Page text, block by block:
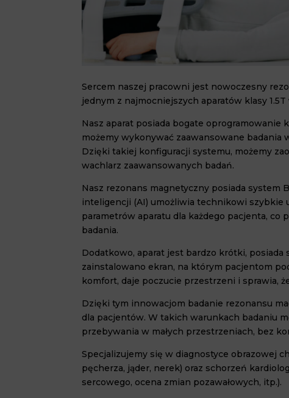
Sercem naszej pracowni jest nowoczesny
jednym z najmocniejszych aparatów klasy 1.5T
Nasz aparat posiada bogate
możemy wykonywać zaawansowane badania
Dzięki takiej konfiguracji systemu, możemy
wachlarz zaawansowanych badań.
Nasz rezonans magnetyczny posiada
inteligencji (AI) umożliwia technikowi
parametrów aparatu dla każdego pacjenta,
badania.
Dodatkowo, aparat jest bardzo krótki,
zainstalowano ekran, na którym pacjentom
komfort, daje poczucie przestrzeni i sprawia,
Dzięki tym innowacjom badanie rezonansu
dla pacjentów. W takich warunkach badaniu
przebywania w małych przestrzeniach, bez
Specjalizujemy się w diagnostyce obrazowej
pęcherza, jąder, nerek) oraz schorzeń
sercowego, ocena zmian pozawałowych, itp.).